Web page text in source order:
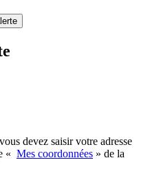
devez saisir votre adresse
« Mes coordonnées » de la